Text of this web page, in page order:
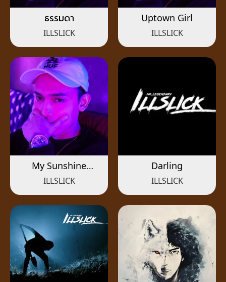
ธรรมดา
ILLSLICK
Uptown Girl
ILLSLICK
My Sunshine
(Acoustic)
ILLSLICK
Darling
ILLSLICK